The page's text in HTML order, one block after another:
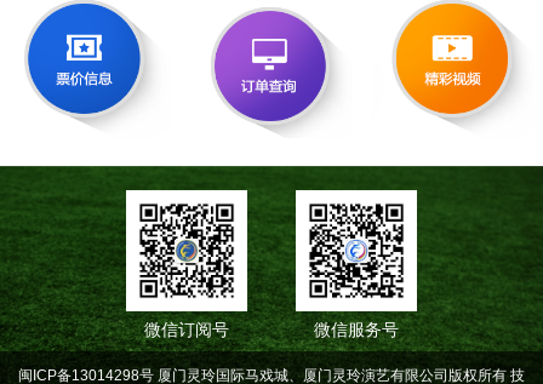
微信订阅号 微信服务号
闽ICP备13014298号 厦门灵玲国际马戏城、厦门灵玲演艺有限公司版权所有 技